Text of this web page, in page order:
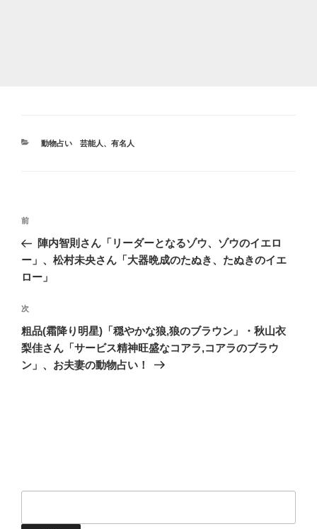
カ
動物占い 芸能人、有名人
投
ナ
ビ
ー
シ
ョ
ン
前
の
稿
前
陣内智則さん「リーダーとなるゾウ、ゾウのイエロ
ー」、松村未央さん「大器晩成のたぬき、たぬきのイエ
ロー」
次
の
投
稿
次
粗品(霜降り明星)「穏やかな狼,狼のブラウン」・秋山衣
梨佳さん「サービス精神旺盛なコアラ,コアラのブラウ
ン」、お夫妻の動物占い！